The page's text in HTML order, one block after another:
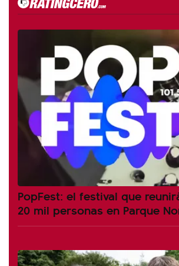
PopFest: el festival que
20 mil personas en Parque